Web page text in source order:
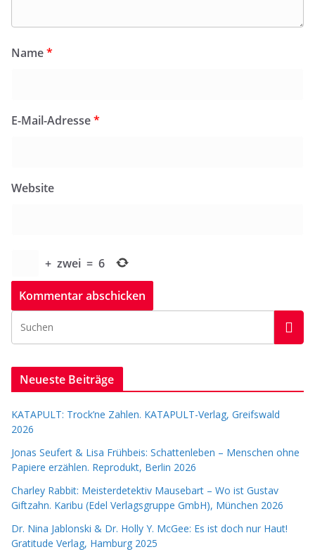
Name*
E-Mail-Adresse*
Website
+ zwei = 6
Neueste Beiträge
KATAPULT: Trock’ne Zahlen. KATAPULT-Verlag, Greifswald
2026
Jonas Seufert & Lisa Frühbeis: Schattenleben – Menschen ohne
Papiere erzählen. Reprodukt, Berlin 2026
Charley Rabbit: Meisterdetektiv Mausebart – Wo ist Gustav
Giftzahn. Karibu (Edel Verlagsgruppe GmbH), München 2026
Dr. Nina Jablonski & Dr. Holly Y. McGee: Es ist doch nur Haut!
Gratitude Verlag, Hamburg 2025